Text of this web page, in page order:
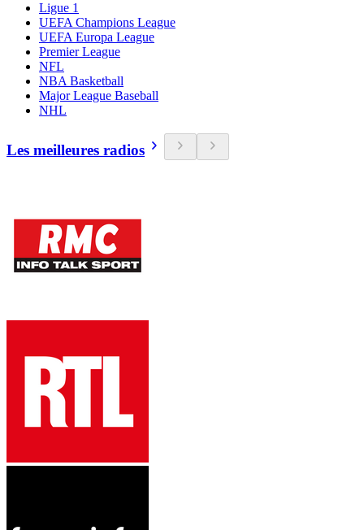
Ligue 1
UEFA Champions League
UEFA Europa League
Premier League
NFL
NBA Basketball
Major League Baseball
NHL
Les meilleures radios